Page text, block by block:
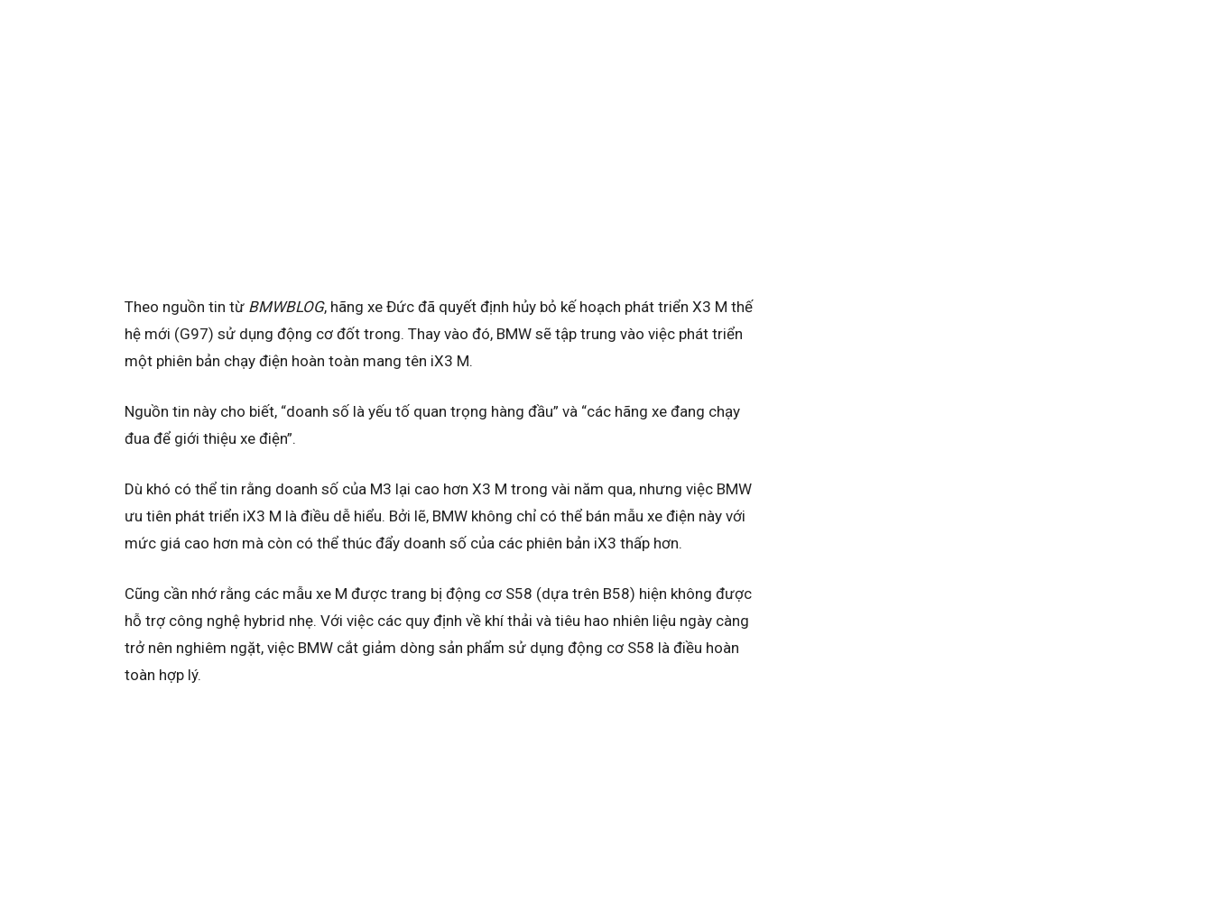
Theo nguồn tin từ BMWBLOG, hãng xe Đức đã quyết định hủy bỏ kế hoạch phát triển X3 M thế
hệ mới (G97) sử dụng động cơ đốt trong. Thay vào đó, BMW sẽ tập trung vào việc phát triển
một phiên bản chạy điện hoàn toàn mang tên iX3 M.
Nguồn tin này cho biết, “doanh số là yếu tố quan trọng hàng đầu” và “các hãng xe đang chạy
đua để giới thiệu xe điện”.
Dù khó có thể tin rằng doanh số của M3 lại cao hơn X3 M trong vài năm qua, nhưng việc BMW
ưu tiên phát triển iX3 M là điều dễ hiểu. Bởi lẽ, BMW không chỉ có thể bán mẫu xe điện này với
mức giá cao hơn mà còn có thể thúc đẩy doanh số của các phiên bản iX3 thấp hơn.
Cũng cần nhớ rằng các mẫu xe M được trang bị động cơ S58 (dựa trên B58) hiện không được
hỗ trợ công nghệ hybrid nhẹ. Với việc các quy định về khí thải và tiêu hao nhiên liệu ngày càng
trở nên nghiêm ngặt, việc BMW cắt giảm dòng sản phẩm sử dụng động cơ S58 là điều hoàn
toàn hợp lý.